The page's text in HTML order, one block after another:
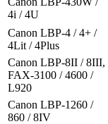
4i / 4U
Canon LBP-4 / 4+ /
4Lit / 4Plus
Canon LBP-8II / 8III,
FAX-3100 / 4600 /
L920
Canon LBP-1260 /
860 / 8IV